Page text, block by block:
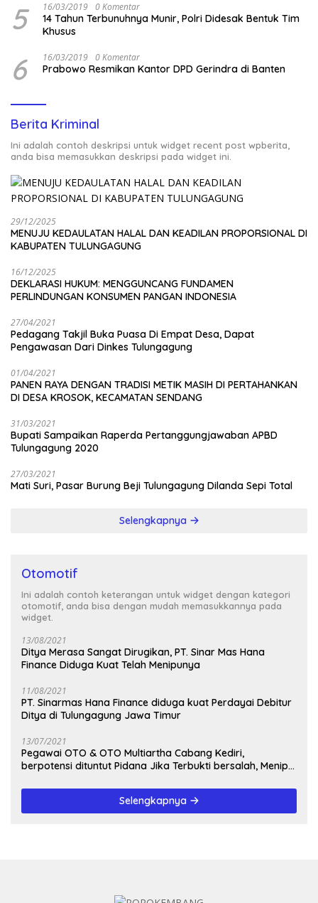
5 16/03/2019 0 Komentar
14 Tahun Terbunuhnya Munir, Polri Didesak Bentuk Tim
Khusus
6 16/03/2019 0 Komentar
Prabowo Resmikan Kantor DPD Gerindra di Banten
Berita Kriminal
Ini adalah contoh deskripsi untuk widget recent post wpberita,
anda bisa memasukkan deskripsi pada widget ini.
29/12/2025
MENUJU KEDAULATAN HALAL DAN KEADILAN PROPORSIONAL DI
KABUPATEN TULUNGAGUNG
16/12/2025
DEKLARASI HUKUM: MENGGUNCANG FUNDAMEN
PERLINDUNGAN KONSUMEN PANGAN INDONESIA
27/04/2021
Pedagang Takjil Buka Puasa Di Empat Desa, Dapat
Pengawasan Dari Dinkes Tulungagung
01/04/2021
PANEN RAYA DENGAN TRADISI METIK MASIH DI PERTAHANKAN
DI DESA KROSOK, KECAMATAN SENDANG
31/03/2021
Bupati Sampaikan Raperda Pertanggungjawaban APBD
Tulungagung 2020
27/03/2021
Mati Suri, Pasar Burung Beji Tulungagung Dilanda Sepi Total
Selengkapnya
Otomotif
Ini adalah contoh keterangan untuk widget dengan kategori
otomotif, anda bisa dengan mudah memasukkannya pada
widget.
13/08/2021
Ditya Merasa Sangat Dirugikan, PT. Sinar Mas Hana
Finance Diduga Kuat Telah Menipunya
11/08/2021
PT. Sinarmas Hana Finance diduga kuat Perdayai Debitur
Ditya di Tulungagung Jawa Timur
13/07/2021
Pegawai OTO & OTO Multiartha Cabang Kediri,
berpotensi dituntut Pidana Jika Terbukti bersalah, Menipu
Selengkapnya